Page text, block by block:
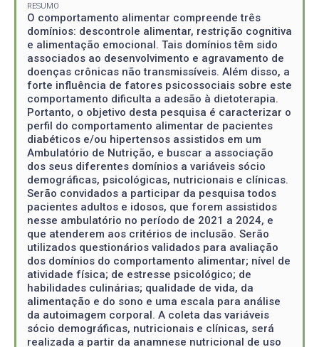
RESUMO
O comportamento alimentar compreende três
domínios: descontrole alimentar, restrição cognitiva
e alimentação emocional. Tais domínios têm sido
associados ao desenvolvimento e agravamento de
doenças crônicas não transmissíveis. Além disso, a
forte influência de fatores psicossociais sobre este
comportamento dificulta a adesão à dietoterapia.
Portanto, o objetivo desta pesquisa é caracterizar o
perfil do comportamento alimentar de pacientes
diabéticos e/ou hipertensos assistidos em um
Ambulatório de Nutrição, e buscar a associação
dos seus diferentes domínios a variáveis sócio
demográficas, psicológicas, nutricionais e clínicas.
Serão convidados a participar da pesquisa todos
pacientes adultos e idosos, que forem assistidos
nesse ambulatório no período de 2021 a 2024, e
que atenderem aos critérios de inclusão. Serão
utilizados questionários validados para avaliação
dos domínios do comportamento alimentar; nível de
atividade física; de estresse psicológico; de
habilidades culinárias; qualidade de vida, da
alimentação e do sono e uma escala para análise
da autoimagem corporal. A coleta das variáveis
sócio demográficas, nutricionais e clínicas, será
realizada a partir da anamnese nutricional de uso